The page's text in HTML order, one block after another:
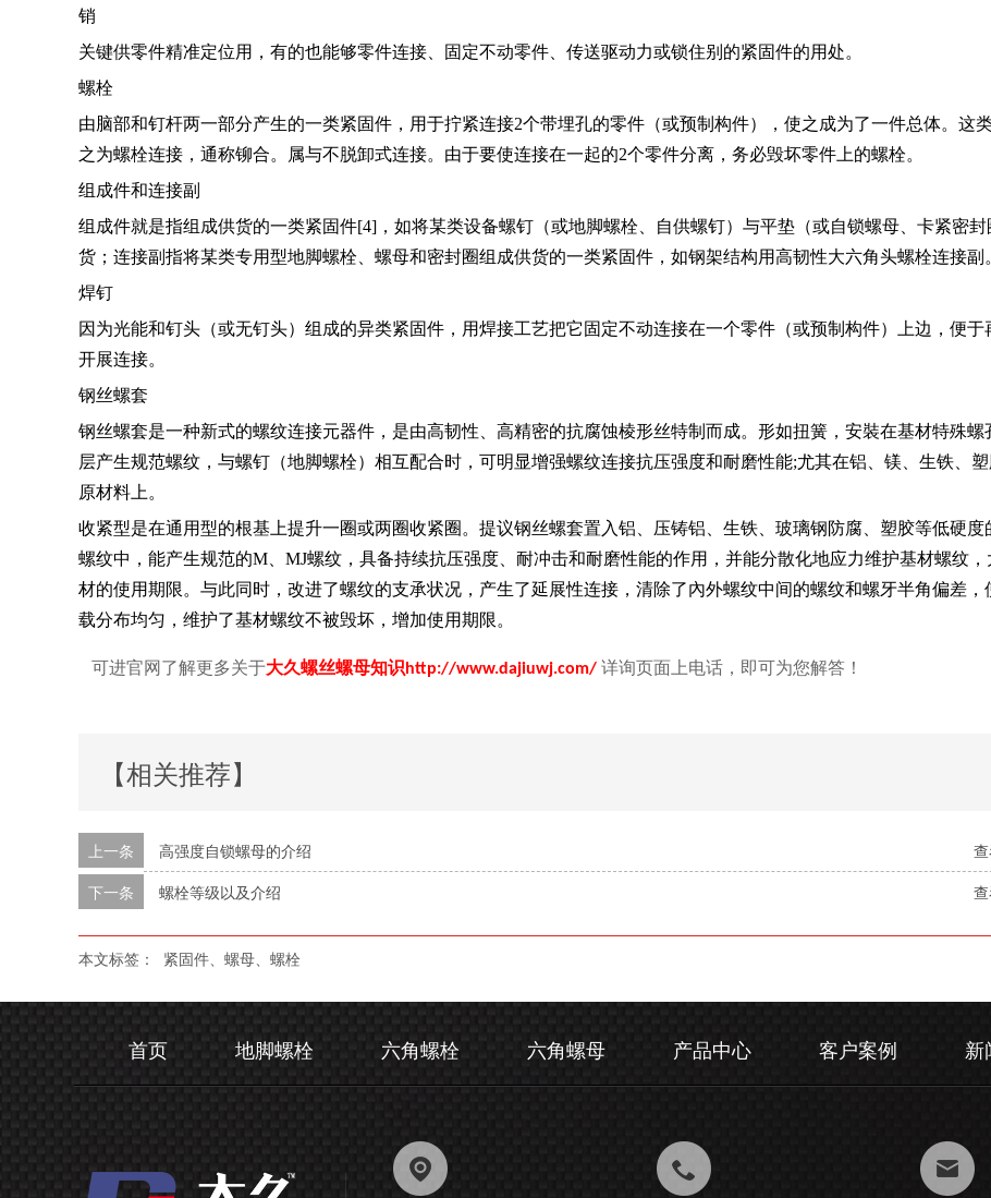
销
关键供零件精准定位用，有的也能够零件连接、固定不动零件、传送驱动力或锁住别的紧固件的用处。
螺栓
由脑部和钉杆两一部分产生的一类紧固件，用于拧紧连接2个带埋孔的零件（或预制构件），使之成为了一件总体。这
之为螺栓连接，通称铆合。属与不脱卸式连接。由于要使连接在一起的2个零件分离，务必毁坏零件上的螺栓。
组成件和连接副
组成件就是指组成供货的一类紧固件[4]，如将某类设备螺钉（或地脚螺栓、自供螺钉）与平垫（或自锁螺母、卡紧密
货；连接副指将某类专用型地脚螺栓、螺母和密封圈组成供货的一类紧固件，如钢架结构用高韧性大六角头螺栓连接副
焊钉
因为光能和钉头（或无钉头）组成的异类紧固件，用焊接工艺把它固定不动连接在一个零件（或预制构件）上边，便于
开展连接。
钢丝螺套
钢丝螺套是一种新式的螺纹连接元器件，是由高韧性、高精密的抗腐蚀棱形丝特制而成。形如扭簧，安裝在基材特殊螺
层产生规范螺纹，与螺钉（地脚螺栓）相互配合时，可明显增强螺纹连接抗压强度和耐磨性能;尤其在铝、镁、生铁、
原材料上。
收紧型是在通用型的根基上提升一圈或两圈收紧圈。提议钢丝螺套置入铝、压铸铝、生铁、玻璃钢防腐、塑胶等低硬度
螺纹中，能产生规范的M、MJ螺纹，具备持续抗压强度、耐冲击和耐磨性能的作用，并能分散化地应力维护基材螺纹，
材的使用期限。与此同时，改进了螺纹的支承状况，产生了延展性连接，清除了內外螺纹中间的螺纹和螺牙半角偏差，
载分布均匀，维护了基材螺纹不被毁坏，增加使用期限。
可进官网了解更多关于大久螺丝螺母知识 http://www.dajiuwj.com/ 详询页面上电话，即可为您解答！
【相关推荐】
上一条
高强度自锁螺母的介绍
下一条 螺栓等级以及介绍
本文标签： 紧固件、螺母、螺栓
首页 地脚螺栓 六角螺栓 六角螺母 产品中心 客户案例 新